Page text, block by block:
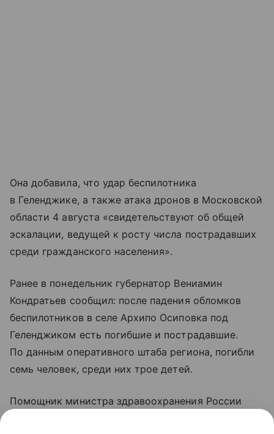
Она добавила, что удар беспилотника
в Геленджике, а также атака дронов в Московской
области 4 августа «свидетельствуют об общей
эскалации, ведущей к росту числа пострадавших
среди гражданского населения».
Ранее в понедельник губернатор Вениамин
Кондратьев сообщил: после падения обломков
беспилотников в селе Архипо Осиповка под
Геленджиком есть погибшие и пострадавшие.
По данным оперативного штаба региона, погибли
семь человек, среди них трое детей.
Помощник министра здравоохранения России